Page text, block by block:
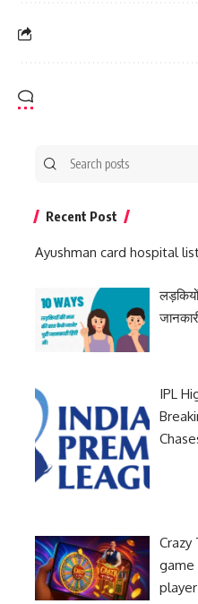
Search
Recent Post
Ayushman card hospital
IPL
game